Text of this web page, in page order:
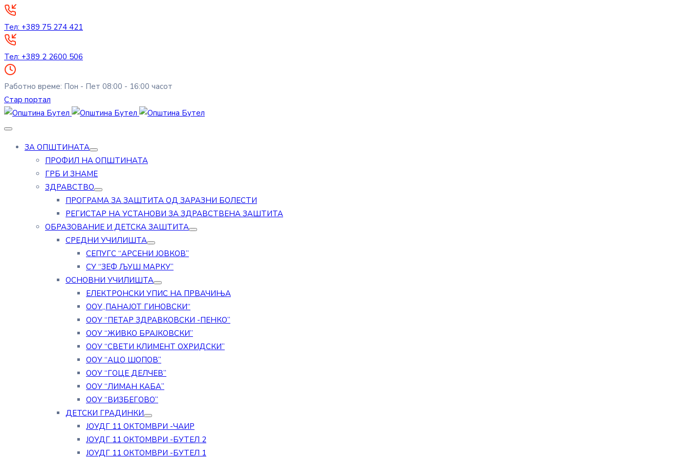
Тел: +389 75 274 421
Тел: +389 2 2600 506
Работно време: Пон - Пет 08:00 - 16:00 часот
Стар портал
ЗА ОПШТИНАТА
ПРОФИЛ НА ОПШТИНАТА
ГРБ И ЗНАМЕ
ЗДРАВСТВО
ПРОГРАМА ЗА ЗАШТИТА ОД ЗАРАЗНИ БОЛЕСТИ
РЕГИСТАР НА УСТАНОВИ ЗА ЗДРАВСТВЕНА ЗАШТИТА
ОБРАЗОВАНИЕ И ДЕТСКА ЗАШТИТА
СРЕДНИ УЧИЛИШТА
СЕПУГС “АРСЕНИ ЈОВКОВ”
СУ “ЗЕФ ЉУШ МАРКУ”
ОСНОВНИ УЧИЛИШТА
ЕЛЕКТРОНСКИ УПИС НА ПРВАЧИЊА
ООУ„ПАНАЈОТ ГИНОВСКИ“
ООУ “ПЕТАР ЗДРАВКОВСКИ -ПЕНКО”
ООУ “ЖИВКО БРАЈКОВСКИ”
ООУ “СВЕТИ КЛИМЕНТ ОХРИДСКИ”
ООУ “АЦО ШОПОВ”
ООУ “ГОЦЕ ДЕЛЧЕВ”
ООУ “ЛИМАН КАБА”
ООУ “ВИЗБЕГОВО”
ДЕТСКИ ГРАДИНКИ
ЈОУДГ 11 ОКТОМВРИ -ЧАИР
ЈОУДГ 11 ОКТОМВРИ -БУТЕЛ 2
ЈОУДГ 11 ОКТОМВРИ -БУТЕЛ 1